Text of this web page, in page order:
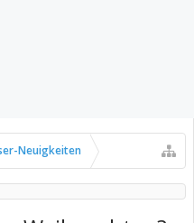
Neuigkeiten